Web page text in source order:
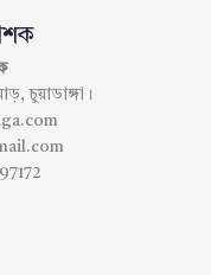
চুয়াডাঙ্গা।